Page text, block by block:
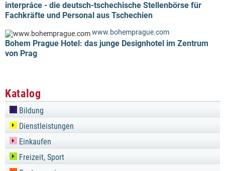
interpráce - die deutsch-tschechische Stellenbörse für
Fachkräfte und Personal aus Tschechien
www.bohemprague.com
Bohem Prague Hotel: das junge Designhotel im Zentrum
von Prag
Katalog
Bildung
Dienstleistungen
Einkaufen
Freizeit, Sport